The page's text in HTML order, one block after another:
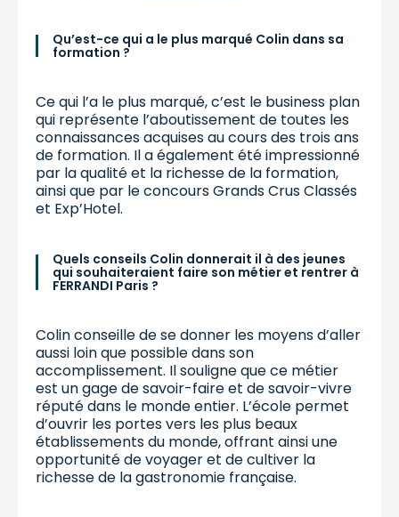
Qu’est-ce qui a le plus marqué Colin dans sa
formation ?
Ce qui l’a le plus marqué, c’est le business plan
qui représente l’aboutissement de toutes les
connaissances acquises au cours des trois ans
de formation. Il a également été impressionné
par la qualité et la richesse de la formation,
ainsi que par le concours Grands Crus Classés
et Exp’Hotel.
Quels conseils Colin donnerait il à des jeunes
qui souhaiteraient faire son métier et rentrer à
FERRANDI Paris ?
Colin conseille de se donner les moyens d’aller
aussi loin que possible dans son
accomplissement. Il souligne que ce métier
est un gage de savoir-faire et de savoir-vivre
réputé dans le monde entier. L’école permet
d’ouvrir les portes vers les plus beaux
établissements du monde, offrant ainsi une
opportunité de voyager et de cultiver la
richesse de la gastronomie française.